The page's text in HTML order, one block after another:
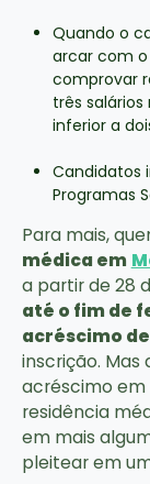
Quando o
arcar com
comprovar
três
inferior a
Candidatos
Programas
Para mais,
médica em
a partir de 28
até o fim de
acréscimo
inscrição. Mas
acréscimo
residência
em mais
pleitear em